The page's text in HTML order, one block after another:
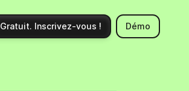
Gratuit. Inscrivez-vous ! Démo